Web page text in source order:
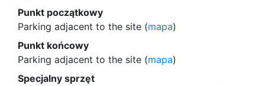
Punkt początkowy
Parking adjacent to the site (mapa)
Punkt końcowy
Parking adjacent to the site (mapa)
Specjalny sprzęt